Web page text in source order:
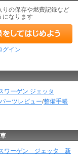
りの保存や燃費記録など
になります
グイン
ワーゲン ジェッタ
パーツレビュー/整備手帳
ワーゲン ジェッタ 新